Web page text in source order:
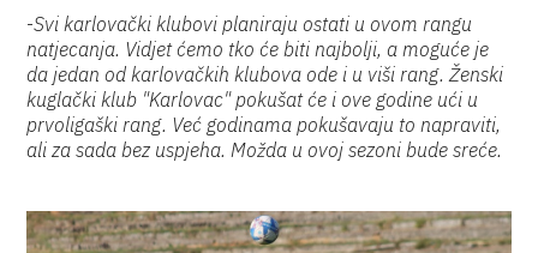
-Svi karlovački klubovi planiraju ostati u ovom rangu
natjecanja. Vidjet ćemo tko će biti najbolji, a moguće je
da jedan od karlovačkih klubova ode i u viši rang. Ženski
kuglački klub "Karlovac" pokušat će i ove godine ući u
prvoligaški rang. Već godinama pokušavaju to napraviti,
ali za sada bez uspjeha. Možda u ovoj sezoni bude sreće.